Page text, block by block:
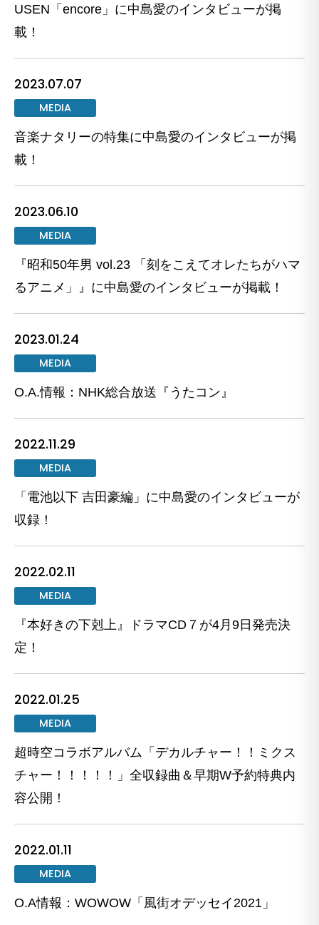
USEN「encore」に中島愛のインタビューが掲
載！
2023.07.07
MEDIA
音楽ナタリーの特集に中島愛のインタビューが掲
載！
2023.06.10
MEDIA
『昭和50年男 vol.23 「刻をこえてオレたちがハマ
るアニメ」』に中島愛のインタビューが掲載！
2023.01.24
MEDIA
O.A.情報：NHK総合放送『うたコン』
2022.11.29
MEDIA
「電池以下 吉田豪編」に中島愛のインタビューが
収録！
2022.02.11
MEDIA
『本好きの下剋上』ドラマCD７が4月9日発売決
定！
2022.01.25
MEDIA
超時空コラボアルバム「デカルチャー！！ミクス
チャー！！！！！」全収録曲＆早期W予約特典内
容公開！
2022.01.11
MEDIA
O.A情報：WOWOW「風街オデッセイ2021」